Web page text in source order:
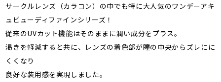
サークルレンズ（カラコン）の中でも特に大人気のワンデーアキ
ュビューディファインシリーズ！
従来のUVカット機能はそのままに潤い成分をプラス。
渇きを軽減すると共に、レンズの着色部が瞳の中央からズレにに
くくなり
良好な装用感を実現しました。